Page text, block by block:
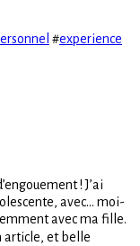
#experience
! J’ai
avec… moi-
avec ma fille.
article, et belle